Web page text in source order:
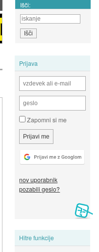
Išči:
Prijava
Zapomni si me
nov uporabnik
pozabili geslo?
Hitre funkcije